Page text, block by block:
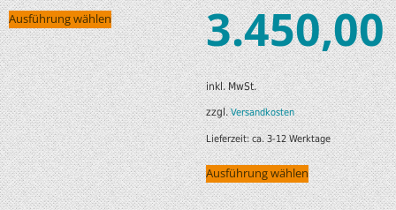
Ausführung wählen 3.450,00
inkl. MwSt.
zzgl.Versandkosten
Lieferzeit:ca. 3-12 Werktage
Ausführung wählen